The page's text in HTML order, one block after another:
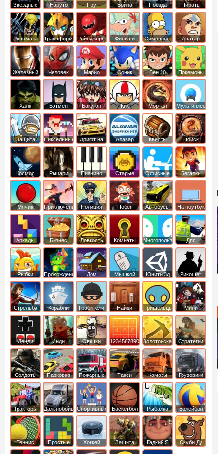
Звездные
войны
Наруто Поу Война Поезда
Пираты
Карибского
Моря
Росомаха ТрансформерыРейнджеры
Самураи
Финис и
Ферб
Симпсоны
Аватар
легенда об
Аанге
Железный
человек
Человек
Паук
Марио Соник Бен 10 Покемоны
Халк Бэтмен Бакуган
Кик
Бутовский
Мортал
комбат
Мультиплеер
Защита
королевства
Пиксельные
Дрифт на
машинах
Алавар Квесты
Поиск
предметов
Космос Рыцари Пианино Старые Офисные Бегалки
Мячик Приключения Полиция Побег Автобусы На ноутбук
Аркады
Бизнес
симуляторы
Ловкость Комнаты Многопользовательские
Дпс
Рыбки Прохождение Дом Мышкой Юнити 3д Рикошет
Cтрельба
из лука
Корабли Грабители
Найди
выход
Пришельцы Мини
Денди Инди
Овечки
идут домой
1234567890 ЗолотоискательСтратегии
Солдаты
Парковка
машин
Пожарные
машины
Такси Камазы Грузовики
Тракторы ДальнобойщикиСпортивные Баскетбол Рыбалка Волейбол
Теннис Простые Хоккей
Защита
башни
Гадкий Я Скуби Ду